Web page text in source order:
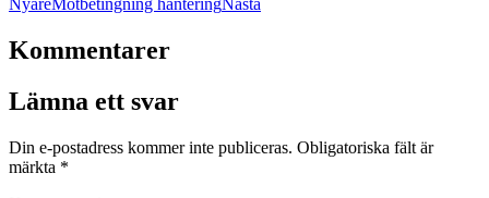
NyareMotbetingning hanteringNästa
Kommentarer
Lämna ett svar
Din e-postadress kommer inte publiceras. Obligatoriska fält är
märkta *